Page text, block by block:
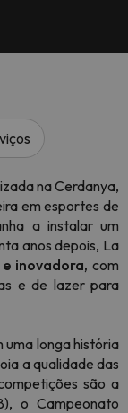
na Cerdanya,
em esportes de
a instalar um
anos depois, La
inovadora, com
e de lazer para
uma longa história
a qualidade das
são a
o Campeonato